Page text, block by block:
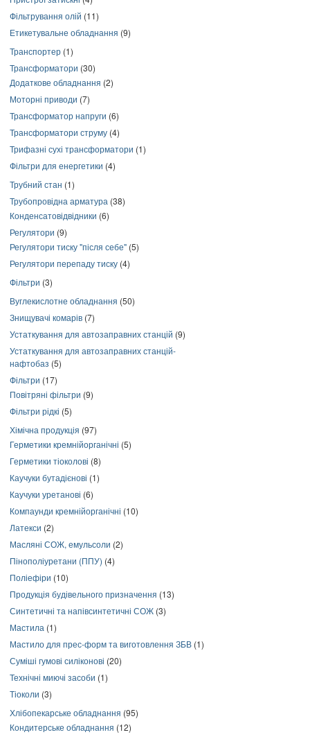
Фільтрування олій (11)
Етикетувальне обладнання (9)
Транспортер (1)
Трансформатори (30)
Додаткове обладнання (2)
Моторні приводи (7)
Трансформатор напруги (6)
Трансформатори струму (4)
Трифазні сухі трансформатори (1)
Фільтри для енергетики (4)
Трубний стан (1)
Трубопровідна арматура (38)
Конденсатовідвідники (6)
Регулятори (9)
Регулятори тиску "після себе" (5)
Регулятори перепаду тиску (4)
Фільтри (3)
Вуглекислотне обладнання (50)
Знищувачі комарів (7)
Устаткування для автозаправних станцій (9)
Устаткування для автозаправних станцій-
нафтобаз (5)
Фільтри (17)
Повітряні фільтри (9)
Фільтри рідкі (5)
Хімічна продукція (97)
Герметики кремнійорганічні (5)
Герметики тіоколові (8)
Каучуки бутадієнові (1)
Каучуки уретанові (6)
Компаунди кремнійорганічні (10)
Латекси (2)
Масляні СОЖ, емульсоли (2)
Пінополіуретани (ППУ) (4)
Поліефіри (10)
Продукція будівельного призначення (13)
Синтетичні та напівсинтетичні СОЖ (3)
Мастила (1)
Мастило для прес-форм та виготовлення ЗБВ (1)
Суміші гумові силіконові (20)
Технічні миючі засоби (1)
Тіоколи (3)
Хлібопекарське обладнання (95)
Кондитерське обладнання (12)